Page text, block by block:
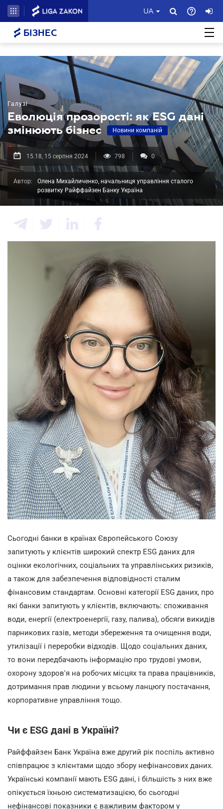
UA
БІЗНЕС
Галузі
Еволюція прозорості: як ESG дані
змінюють бізнес
Новини компаній
15.18, 15 серпня 2024 798 0
Автор:
Олена Михайличенко, начальниця управління сталого
розвитку Райффайзен Банку Україна
Сьогодні банки в країнах Європейського Союзу
запитують у клієнтів широкий спектр ESG даних для
оцінки екологічних, соціальних та управлінських ризиків,
а також для забезпечення відповідності сталим
фінансовим стандартам. Основні категорії ESG даних, про
які банки запитують у клієнтів, включають: споживання
води, енергії (електроенергії, газу, палива), обсяги викидів
парникових газів, методи збереження та очищення води,
утилізації і переробки відходів. Щодо соціальних даних,
то вони передбачають інформацію про трудові умови,
охорону здоров'я на робочих місцях та права працівників,
дотримання прав людини у всьому ланцюгу постачання,
корпоративне управління тощо.
Чи є ESG дані в Україні?
Райффайзен Банк Україна вже другий рік поспіль активно
співпрацює з клієнтами щодо збору нефінансових даних.
Українські компанії мають ESG дані, і більшість з них вже
опікується їхньою систематизацією, бо сьогодні
нефінансові показники є важливим фактором у